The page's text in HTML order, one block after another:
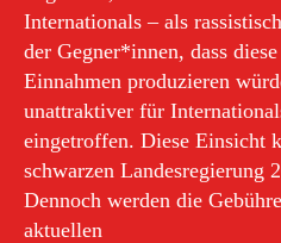
Internationals – als
der Gegner*innen, dass
Einnahmen produzieren
unattraktiver für
eingetroffen. Diese Einsicht
schwarzen Landesregierung
Dennoch werden die
aktuellen